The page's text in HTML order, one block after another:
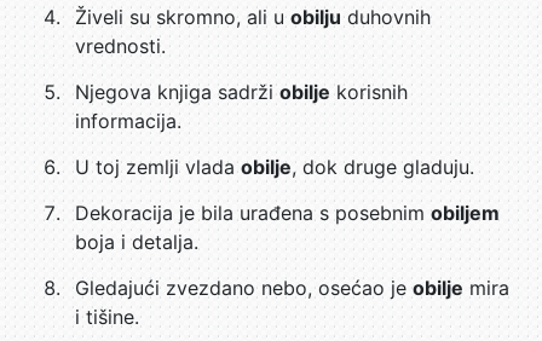
Živeli su skromno, ali uobiljuduhovnih
vrednosti.
Njegova knjiga sadržiobilje korisnih
informacija.
U toj zemlji vladaobilje, dok druge gladuju.
Dekoracija je bila urađena s posebnim obiljem
boja i detalja.
Gledajući zvezdano nebo, osećao jeobilje mira
i tišine.